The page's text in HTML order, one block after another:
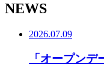
NEWS
2026.07.09
「オープン